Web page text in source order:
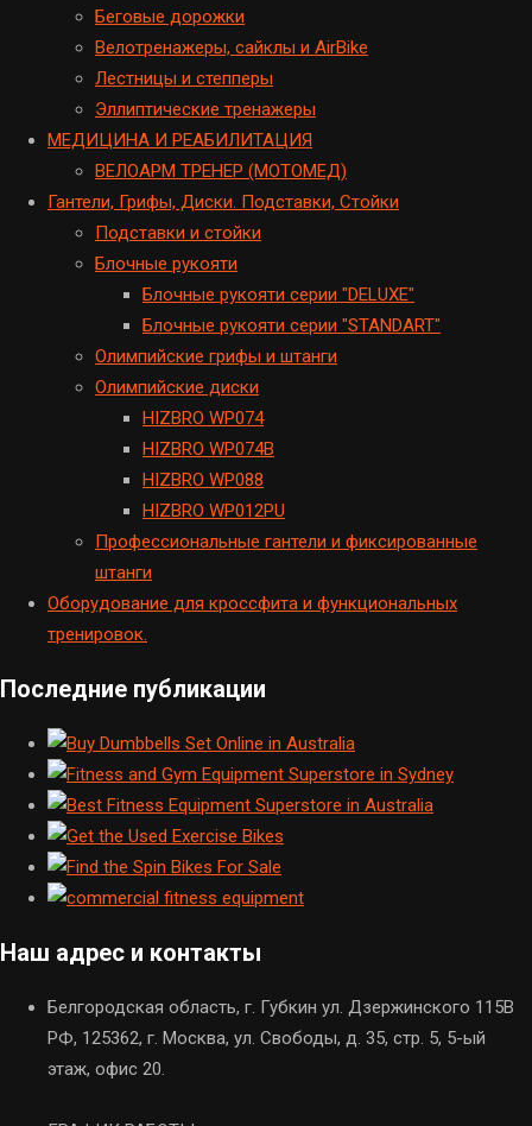
Беговые дорожки
Велотренажеры, сайклы и AirBike
Лестницы и степперы
Эллиптические тренажеры
МЕДИЦИНА И РЕАБИЛИТАЦИЯ
ВЕЛОАРМ ТРЕНЕР (МОТОМЕД)
Гантели, Грифы, Диски. Подставки, Стойки
Подставки и стойки
Блочные рукояти
Блочные рукояти серии "DELUXE"
Блочные рукояти серии "STANDART"
Олимпийские грифы и штанги
Олимпийские диски
HIZBRO WP074
HIZBRO WP074B
HIZBRO WP088
HIZBRO WP012PU
Профессиональные гантели и фиксированные
штанги
Оборудование для кроссфита и функциональных
тренировок.
Последние публикации
Наш адрес и контакты
Белгородская область, г. Губкин ул. Дзержинского 115В
РФ, 125362, г. Москва, ул. Свободы, д. 35, стр. 5, 5-ый
этаж, офис 20.